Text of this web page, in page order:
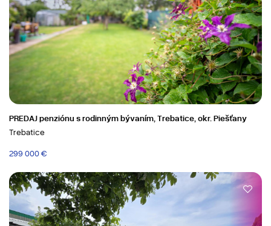
PREDAJ penziónu s rodinným bývaním, Trebatice, okr. Piešťany
Trebatice
299 000 €